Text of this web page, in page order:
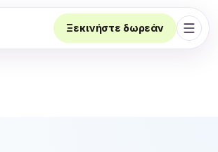
Ξεκινήστε δωρεάν